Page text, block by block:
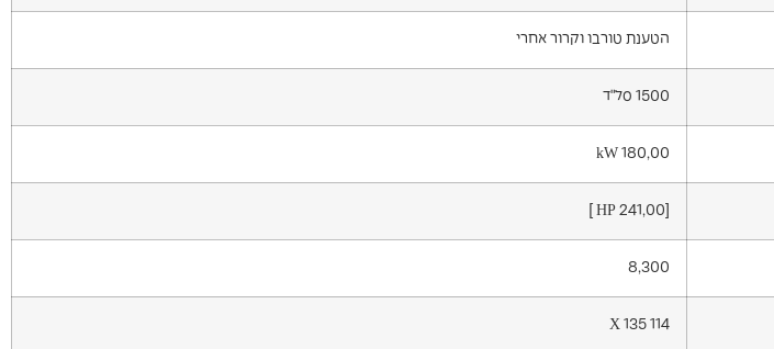
הטענת טורבו וקרור אחרי
1500 סל"ד
kW 180,00
8,300
114 X 135